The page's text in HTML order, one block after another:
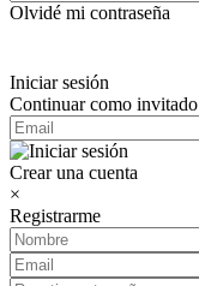
Olvidé mi contraseña
Iniciar sesión
Continuar como invitado
Crear una cuenta
×
Registrarme